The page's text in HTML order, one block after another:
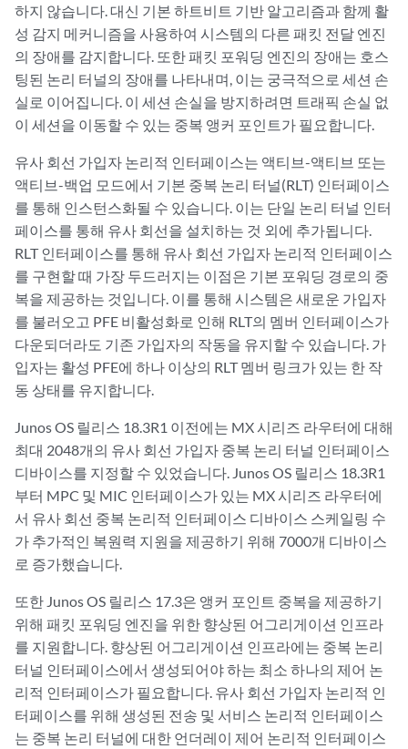
하지 않습니다. 대신 기본 하트비트 기반 알고리즘과 함께 활
성 감지 메커니즘을 사용하여 시스템의 다른 패킷 전달 엔진
의 장애를 감지합니다. 또한 패킷 포워딩 엔진의 장애는 호스
팅된 논리 터널의 장애를 나타내며, 이는 궁극적으로 세션 손
실로 이어집니다. 이 세션 손실을 방지하려면 트래픽 손실 없
이 세션을 이동할 수 있는 중복 앵커 포인트가 필요합니다.
유사 회선 가입자 논리적 인터페이스는 액티브-액티브 또는
액티브-백업 모드에서 기본 중복 논리 터널(RLT) 인터페이스
를 통해 인스턴스화될 수 있습니다. 이는 단일 논리 터널 인터
페이스를 통해 유사 회선을 설치하는 것 외에 추가됩니다.
RLT 인터페이스를 통해 유사 회선 가입자 논리적 인터페이스
를 구현할 때 가장 두드러지는 이점은 기본 포워딩 경로의 중
복을 제공하는 것입니다. 이를 통해 시스템은 새로운 가입자
를 불러오고 PFE 비활성화로 인해 RLT의 멤버 인터페이스가
다운되더라도 기존 가입자의 작동을 유지할 수 있습니다. 가
입자는 활성 PFE에 하나 이상의 RLT 멤버 링크가 있는 한 작
동 상태를 유지합니다.
Junos OS 릴리스 18.3R1 이전에는 MX 시리즈 라우터에 대해
최대 2048개의 유사 회선 가입자 중복 논리 터널 인터페이스
디바이스를 지정할 수 있었습니다. Junos OS 릴리스 18.3R1
부터 MPC 및 MIC 인터페이스가 있는 MX 시리즈 라우터에
서 유사 회선 중복 논리적 인터페이스 디바이스 스케일링 수
가 추가적인 복원력 지원을 제공하기 위해 7000개 디바이스
로 증가했습니다.
또한 Junos OS 릴리스 17.3은 앵커 포인트 중복을 제공하기
위해 패킷 포워딩 엔진을 위한 향상된 어그리게이션 인프라
를 지원합니다. 향상된 어그리게이션 인프라에는 중복 논리
터널 인터페이스에서 생성되어야 하는 최소 하나의 제어 논
리적 인터페이스가 필요합니다. 유사 회선 가입자 논리적 인
터페이스를 위해 생성된 전송 및 서비스 논리적 인터페이스
는 중복 논리 터널에 대한 언더레이 제어 논리적 인터페이스